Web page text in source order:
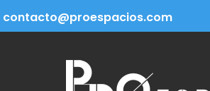
contacto@proespacios.com